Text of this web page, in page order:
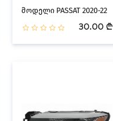
მოდელი PASSAT 2020-22
30.00 ₾